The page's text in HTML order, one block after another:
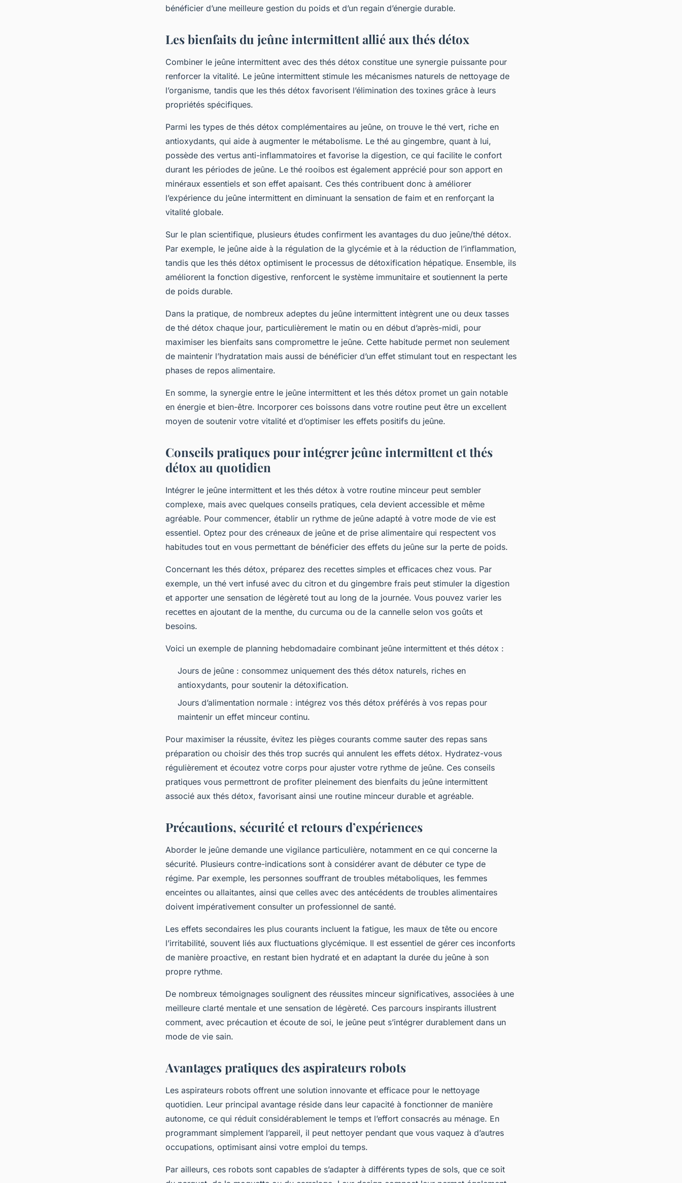
bénéficier d’une meilleure gestion du poids et d’un regain d’énergie durable.
Les bienfaits du jeûne intermittent allié aux thés détox
Combiner le jeûne intermittent avec des thés détox constitue une synergie puissante pour
renforcer la vitalité. Le jeûne intermittent stimule les mécanismes naturels de nettoyage de
l’organisme, tandis que les thés détox favorisent l’élimination des toxines grâce à leurs
propriétés spécifiques.
Parmi les types de thés détox complémentaires au jeûne, on trouve le thé vert, riche en
antioxydants, qui aide à augmenter le métabolisme. Le thé au gingembre, quant à lui,
possède des vertus anti-inflammatoires et favorise la digestion, ce qui facilite le confort
durant les périodes de jeûne. Le thé rooibos est également apprécié pour son apport en
minéraux essentiels et son effet apaisant. Ces thés contribuent donc à améliorer
l’expérience du jeûne intermittent en diminuant la sensation de faim et en renforçant la
vitalité globale.
Sur le plan scientifique, plusieurs études confirment les avantages du duo jeûne/thé détox.
Par exemple, le jeûne aide à la régulation de la glycémie et à la réduction de l’inflammation,
tandis que les thés détox optimisent le processus de détoxification hépatique. Ensemble, ils
améliorent la fonction digestive, renforcent le système immunitaire et soutiennent la perte
de poids durable.
Dans la pratique, de nombreux adeptes du jeûne intermittent intègrent une ou deux tasses
de thé détox chaque jour, particulièrement le matin ou en début d’après-midi, pour
maximiser les bienfaits sans compromettre le jeûne. Cette habitude permet non seulement
de maintenir l’hydratation mais aussi de bénéficier d’un effet stimulant tout en respectant les
phases de repos alimentaire.
En somme, la synergie entre le jeûne intermittent et les thés détox promet un gain notable
en énergie et bien-être. Incorporer ces boissons dans votre routine peut être un excellent
moyen de soutenir votre vitalité et d’optimiser les effets positifs du jeûne.
Conseils pratiques pour intégrer jeûne intermittent et thés
détox au quotidien
Intégrer le jeûne intermittent et les thés détox à votre routine minceur peut sembler
complexe, mais avec quelques conseils pratiques, cela devient accessible et même
agréable. Pour commencer, établir un rythme de jeûne adapté à votre mode de vie est
essentiel. Optez pour des créneaux de jeûne et de prise alimentaire qui respectent vos
habitudes tout en vous permettant de bénéficier des effets du jeûne sur la perte de poids.
Concernant les thés détox, préparez des recettes simples et efficaces chez vous. Par
exemple, un thé vert infusé avec du citron et du gingembre frais peut stimuler la digestion
et apporter une sensation de légèreté tout au long de la journée. Vous pouvez varier les
recettes en ajoutant de la menthe, du curcuma ou de la cannelle selon vos goûts et
besoins.
Voici un exemple de planning hebdomadaire combinant jeûne intermittent et thés détox :
Jours de jeûne : consommez uniquement des thés détox naturels, riches en
antioxydants, pour soutenir la détoxification.
Jours d’alimentation normale : intégrez vos thés détox préférés à vos repas pour
maintenir un effet minceur continu.
Pour maximiser la réussite, évitez les pièges courants comme sauter des repas sans
préparation ou choisir des thés trop sucrés qui annulent les effets détox. Hydratez-vous
régulièrement et écoutez votre corps pour ajuster votre rythme de jeûne. Ces conseils
pratiques vous permettront de profiter pleinement des bienfaits du jeûne intermittent
associé aux thés détox, favorisant ainsi une routine minceur durable et agréable.
Précautions, sécurité et retours d’expériences
Aborder le jeûne demande une vigilance particulière, notamment en ce qui concerne la
sécurité. Plusieurs contre-indications sont à considérer avant de débuter ce type de
régime. Par exemple, les personnes souffrant de troubles métaboliques, les femmes
enceintes ou allaitantes, ainsi que celles avec des antécédents de troubles alimentaires
doivent impérativement consulter un professionnel de santé.
Les effets secondaires les plus courants incluent la fatigue, les maux de tête ou encore
l’irritabilité, souvent liés aux fluctuations glycémique. Il est essentiel de gérer ces inconforts
de manière proactive, en restant bien hydraté et en adaptant la durée du jeûne à son
propre rythme.
De nombreux témoignages soulignent des réussites minceur significatives, associées à une
meilleure clarté mentale et une sensation de légèreté. Ces parcours inspirants illustrent
comment, avec précaution et écoute de soi, le jeûne peut s’intégrer durablement dans un
mode de vie sain.
Avantages pratiques des aspirateurs robots
Les aspirateurs robots offrent une solution innovante et efficace pour le nettoyage
quotidien. Leur principal avantage réside dans leur capacité à fonctionner de manière
autonome, ce qui réduit considérablement le temps et l’effort consacrés au ménage. En
programmant simplement l’appareil, il peut nettoyer pendant que vous vaquez à d’autres
occupations, optimisant ainsi votre emploi du temps.
Par ailleurs, ces robots sont capables de s’adapter à différents types de sols, que ce soit